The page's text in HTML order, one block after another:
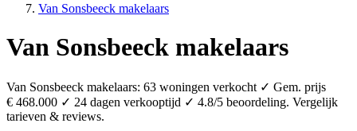
Van Sonsbeeck makelaars
Van Sonsbeeck makelaars
Van Sonsbeeck makelaars: 63 woningen verkocht ✓ Gem. prijs
€ 468.000 ✓ 24 dagen verkooptijd ✓ 4.8/5 beoordeling. Vergelijk
tarieven & reviews.